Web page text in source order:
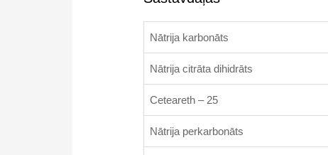
Nātrija karbonāts
Nātrija citrāta dihidrāts
Ceteareth – 25
Nātrija perkarbonāts